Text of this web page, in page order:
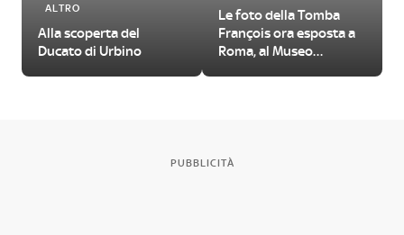
ALTRO
Alla scoperta del
Ducato di Urbino
Le foto della Tomba
François ora esposta a
Roma, al Museo
PUBBLICITÀ